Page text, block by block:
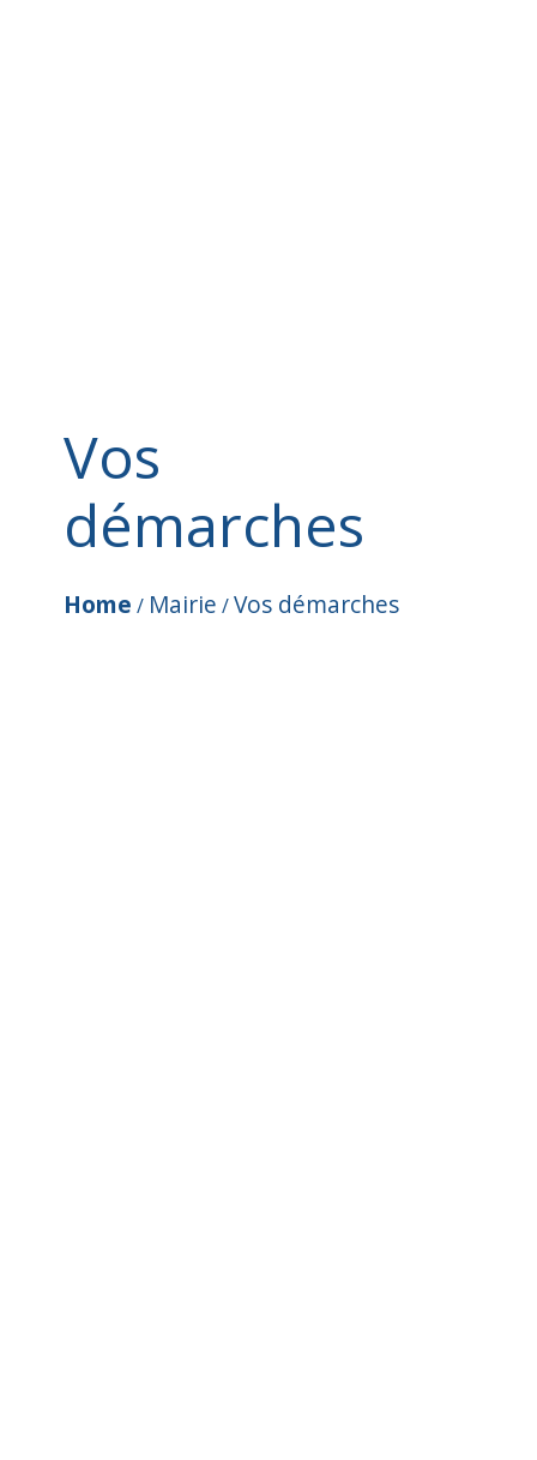
Vos
démarches
Home / Mairie /Vos démarches